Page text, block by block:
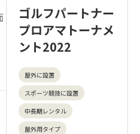
ゴルフパートナー
プロアマトーナメ
ント2022
屋外に設置
スポーツ競技に設置
中長期レンタル
屋外用タイプ